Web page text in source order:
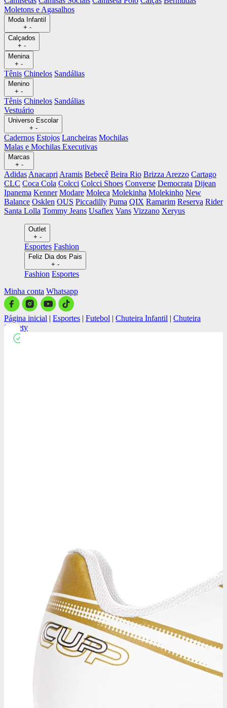
Moletons e Agasalhos
Moda Infantil
+ -
Calçados
+ -
Menina
+ -
Tênis Chinelos Sandálias
Menino
+ -
Tênis Chinelos Sandálias
Vestuário
Universo Escolar
+ -
Cadernos Estojos Lancheiras Mochilas
Malas e Mochilas Executivas
Marcas
+ -
Adidas Anacapri Aramis Bebecê Beira Rio Brizza Arezzo Cartago
CLC Coca Cola Colcci Colcci Shoes Converse Democrata Dijean
Ipanema Kenner Modare Moleca Molekinha Molekinho New
Balance Osklen OUS Piccadilly Puma QIX Ramarim Reserva Rider
Santa Lolla Tommy Jeans Usaflex Vans Vizzano Xeryus
Outlet
+ -
Esportes Fashion
Feliz Dia dos Pais
+ -
Fashion Esportes
Minha conta Whatsapp
Página inicial | Esportes | Futebol | Chuteira Infantil | Chuteira
Society